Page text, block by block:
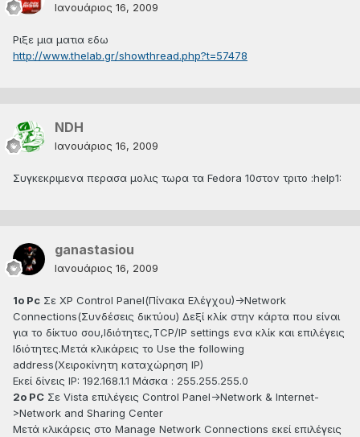
Ιανουάριος 16, 2009
Ριξε μια ματια εδω
http://www.thelab.gr/showthread.php?t=57478
NDH
Ιανουάριος 16, 2009
Συγκεκριμενα περασα μολις τωρα τα Fedora 10στον τριτο :help1:
ganastasiou
Ιανουάριος 16, 2009
1o Pc Σε XP Control Panel(Πίνακα Ελέγχου)->Network
Connections(Συνδέσεις δικτύου) Δεξί κλίκ στην κάρτα που είναι
για το δίκτυο σου,Ιδιότητες,TCP/IP settings ενα κλίκ και επιλέγεις
Iδιότητες.Μετά κλικάρεις το Use the following
address(Χειροκίνητη καταχώρηση IP)
Εκεί δίνεις IP: 192.168.1.1 Μάσκα : 255.255.255.0
2o PC Σε Vista επιλέγεις Control Panel->Network & Internet-
>Network and Sharing Center
Μετά κλικάρεις στο Manage Network Connections εκεί επιλέγεις